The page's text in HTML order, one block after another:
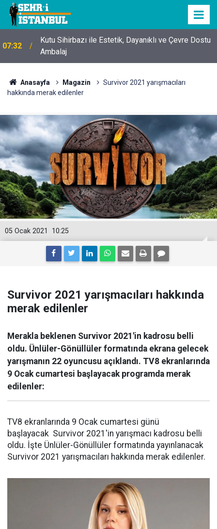
07:32
Kutu Sihirbazı ile Estetik, Dayanıklı ve Çevre Dostu
Ambalaj
Anasayfa Magazin
Survivor 2021 yarışmacıları
hakkında merak edilenler
10:25
05 Ocak 2021
Survivor 2021 yarışmacıları hakkında
merak edilenler
Merakla beklenen Survivor 2021'in kadrosu belli
oldu. Ünlüler-Gönüllüler formatında ekrana gelecek
yarışmanın 22 oyuncusu açıklandı. TV8 ekranlarında
9 Ocak cumartesi başlayacak programda merak
edilenler:
TV8 ekranlarında 9 Ocak cumartesi günü
başlayacak Survivor 2021'in yarışmacı kadrosu belli
oldu. İşte Ünlüler-Gönüllüler formatında yayınlanacak
Survivor 2021 yarışmacıları hakkında merak edilenler.